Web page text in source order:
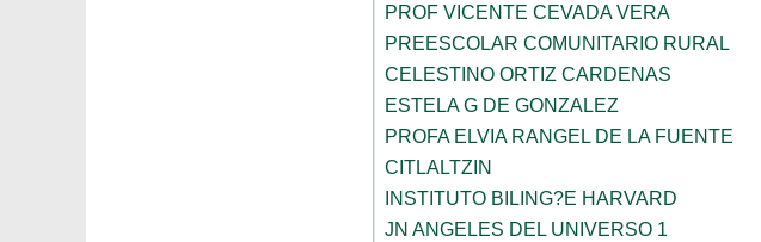
PROF VICENTE CEVADA VERA
PREESCOLAR COMUNITARIO RURAL
CELESTINO ORTIZ CARDENAS
ESTELA G DE GONZALEZ
PROFA ELVIA RANGEL DE LA FUENTE
CITLALTZIN
INSTITUTO BILING?E HARVARD
JN ANGELES DEL UNIVERSO 1